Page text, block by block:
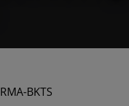
RMA-BKTS